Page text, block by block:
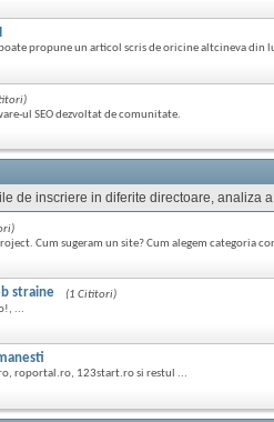
propune un articol scris de oricine altcineva din
ul SEO dezvoltat de comunitate.
de inscriere in diferite directoare, analiza
Cum sugeram un site? Cum alegem categoria
straine
(1 Cititori)
...
roportal.ro, 123start.ro si restul ...